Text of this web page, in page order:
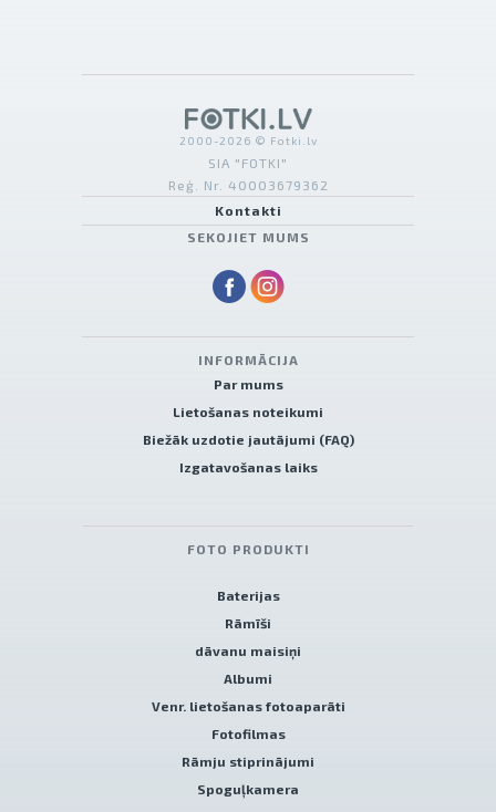
2000-2026 © Fotki.lv
SIA "FOTKI"
Reģ. Nr. 40003679362
Kontakti
SEKOJIET MUMS
INFORMĀCIJA
Par mums
Lietošanas noteikumi
Biežāk uzdotie jautājumi (FAQ)
Izgatavošanas laiks
FOTO PRODUKTI
Baterijas
Rāmīši
dāvanu maisiņi
Albumi
Venr. lietošanas fotoaparāti
Fotofilmas
Rāmju stiprinājumi
Spoguļkamera